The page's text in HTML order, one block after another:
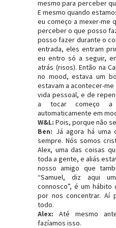
mesmo para perceber
E mesmo quando
eu começo a mexer-me
perceber o que posso
posso fazer durante o
entrada, eles entram
eu entro só a seguir,
atrás (risos). Então na
no mood, estava um
estavam a acontecer-me
vida pessoal, e de
a tocar começo
automaticamente em
W&L: Pois, porque não
Ben: Já agora há uma
sempre. Nós somos
Alex, uma das coisas
toda a gente, e aliás
nosso amigo que
“Samuel, diz aqui
connosco”, é um hábito
por nos concentrar. Aí
todo.
Alex: Até mesmo
fazíamos isso.